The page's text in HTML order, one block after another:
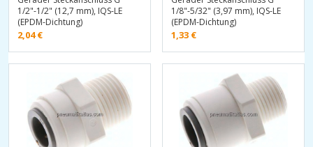
1/2"-1/2" (12,7 mm), IQS-LE
(EPDM-Dichtung)
2,04€
1/8"-5/32" (3,97 mm), IQS-LE
(EPDM-Dichtung)
1,33 €